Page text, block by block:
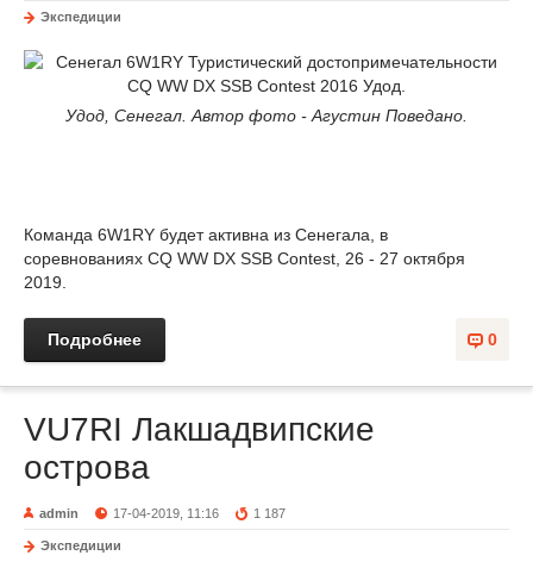
Экспедиции
Удод, Сенегал. Автор фото - Агустин Поведано.
Команда 6W1RY будет активна из Сенегала, в
соревнованиях CQ WW DX SSB Contest, 26 - 27 октября
2019.
0
Подробнее
VU7RI Лакшадвипские
острова
admin 17-04-2019, 11:16 1 187
Экспедиции